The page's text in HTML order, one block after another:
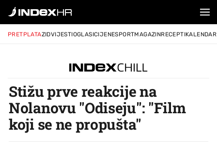
PRETPLATAZIDVIJESTIOGLASICIJENESPORTMAGAZINRECEPTIKALENDAR
Stižu prve reakcije na
Nolanovu "Odiseju": "Film
koji se ne propušta"